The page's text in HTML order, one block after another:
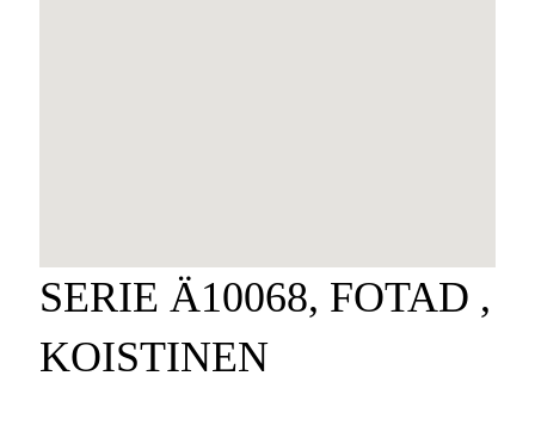
SERIE Ä10068, FOTAD ,
KOISTINEN